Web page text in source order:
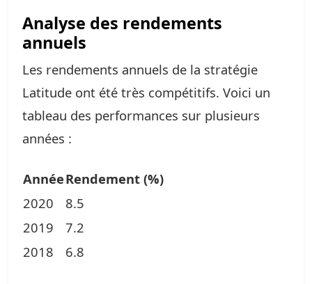
Analyse des rendements
annuels
Les rendements annuels de la stratégie
Latitude ont été très compétitifs. Voici un
tableau des performances sur plusieurs
années :
AnnéeRendement (%)
2020
8.5
2019
7.2
2018
6.8